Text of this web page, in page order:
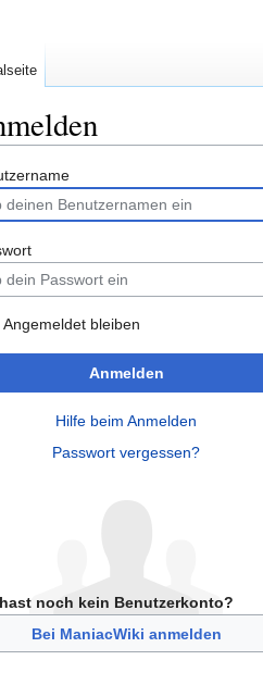
Angemeldet bleiben
Anmelden
Hilfe beim Anmelden
Passwort vergessen?
noch kein Benutzerkonto?
Bei ManiacWiki anmelden